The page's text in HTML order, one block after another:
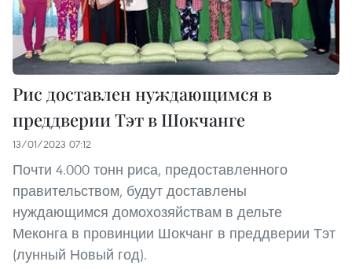
Рис доставлен ​​нуждающимся в
преддверии Тэт в Шокчанге
13/01/2023 07:12
Почти 4.000 тонн риса, предоставленного
правительством, будут доставлены
нуждающимся домохозяйствам в дельте
Меконга в провинции Шокчанг в преддверии Тэт
(лунный Новый год).